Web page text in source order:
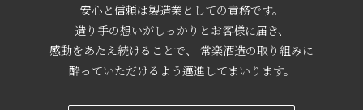
安心と信頼は製造業としての責務です。
造り手の想いがしっかりとお客様に届き、
感動をあたえ続けることで、
常楽酒造の取り組みに
酔っていただけるよう邁進してまいります。